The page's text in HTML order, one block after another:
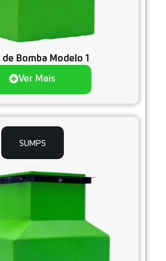
de Bomba Modelo 1
Ver Mais
SUMPS